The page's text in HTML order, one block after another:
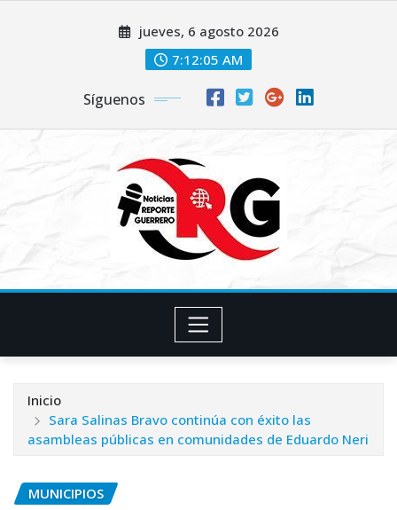
jueves, 6 agosto 2026
7:12:06 AM
Síguenos
Inicio
Sara Salinas Bravo continúa con éxito las
asambleas públicas en comunidades de Eduardo Neri
MUNICIPIOS